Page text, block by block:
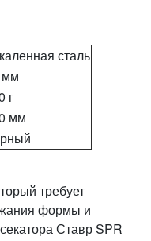
сталь
г
мм
требует
формы и
Ставр SPR